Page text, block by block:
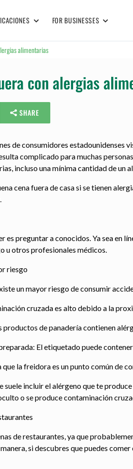
FOR BUSINESSES
alimentarias
con alergias
SHARE
de consumidores estadounidenses
complicado para muchas
incluso una mínima cantidad de un
cena fuera de casa si se tienen
es preguntar a conocidos. Ya sea en
u otros profesionales médicos.
riesgo
un mayor riesgo de consumir
cruzada es alto debido a la
productos de panadería contienen
El etiquetado puede
la freidora es un punto común de
suele incluir el alérgeno que te
o se produce contaminación
de restaurantes, ya que
si descubres que puedes